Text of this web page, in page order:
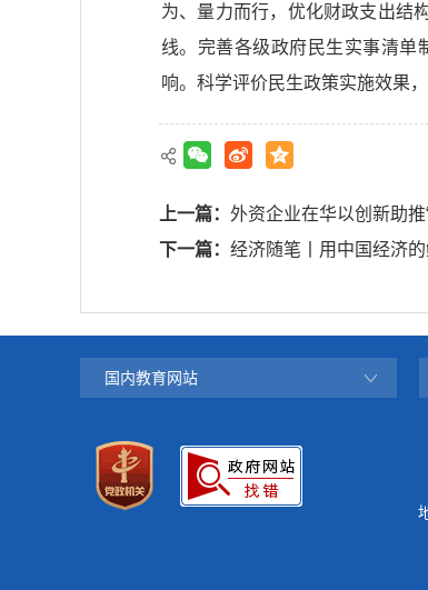
为、量力而行，优化财政支出结
线。完善各级政府民生实事清单
响。科学评价民生政策实施效果
上一篇： 外资企业在华以创新助推
下一篇： 经济随笔丨用中国经济
国内教育网站